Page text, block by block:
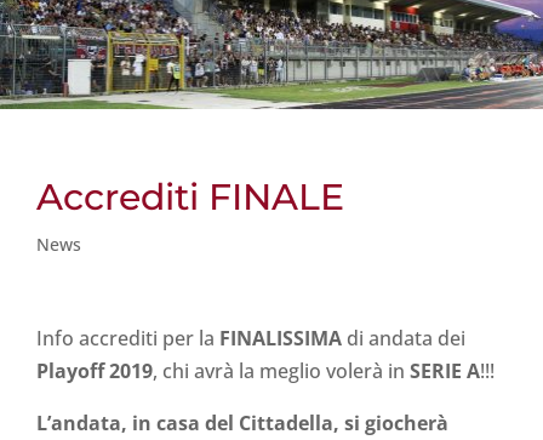
Accrediti FINALE
News
Info accrediti per la FINALISSIMA di andata dei
Playoff 2019, chi avrà la meglio volerà in SERIE A!!!
L’andata, in casa del Cittadella, si giocherà